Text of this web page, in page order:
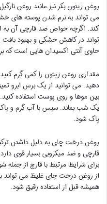
روغن زیتون بکر نیز مانند روغن
می تواند به نرم شدن پوسته
کند. اگرچه خواص ضد قارچی آن به
تواند در کاهش خشکی و بهبود بافت
حاوی آنتی اکسیدان هایی است که
مقداری روغن زیتون را کمی گرم
دهید. می توانید از یک برس ابرو
یک شب بماند. سپس با آب گرم و پاک
پاک شود.
قارچی و ضد میکروبی بسیار قوی
برای شرایط مرتبط با قارچ از جمله
از روغن درخت چای غلیظ می
همیشه قبل از استفاده رقیق شود.